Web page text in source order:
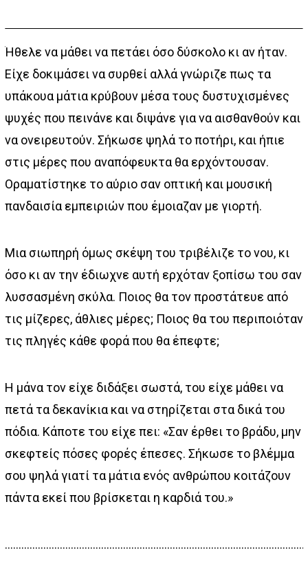
Ήθελε να μάθει να πετάει όσο δύσκολο κι αν ήταν.
Είχε δοκιμάσει να συρθεί αλλά γνώριζε πως τα
υπάκουα μάτια κρύβουν μέσα τους δυστυχισμένες
ψυχές που πεινάνε και διψάνε για να αισθανθούν και
να ονειρευτούν. Σήκωσε ψηλά το ποτήρι, και ήπιε
στις μέρες που αναπόφευκτα θα ερχόντουσαν.
Οραματίστηκε το αύριο σαν οπτική και μουσική
πανδαισία εμπειριών που έμοιαζαν με γιορτή.
Μια σιωπηρή όμως σκέψη του τριβέλιζε το νου, κι
όσο κι αν την έδιωχνε αυτή ερχόταν ξοπίσω του σαν
λυσσασμένη σκύλα. Ποιος θα τον προστάτευε από
τις μίζερες, άθλιες μέρες; Ποιος θα του περιποιόταν
τις πληγές κάθε φορά που θα έπεφτε;
Η μάνα τον είχε διδάξει σωστά, του είχε μάθει να
πετά τα δεκανίκια και να στηρίζεται στα δικά του
πόδια. Κάποτε του είχε πει: «Σαν έρθει το βράδυ, μην
σκεφτείς πόσες φορές έπεσες. Σήκωσε το βλέμμα
σου ψηλά γιατί τα μάτια ενός ανθρώπου κοιτάζουν
πάντα εκεί που βρίσκεται η καρδιά του.»